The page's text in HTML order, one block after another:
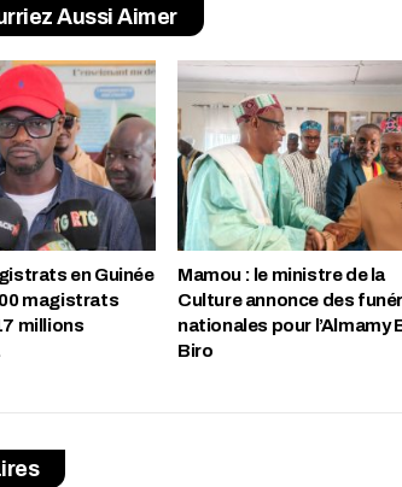
Aussi Aimer
en Guinée
magistrats
millions
Mamou : le ministre de la
Culture annonce des
nationales pour l’Almamy
Biro